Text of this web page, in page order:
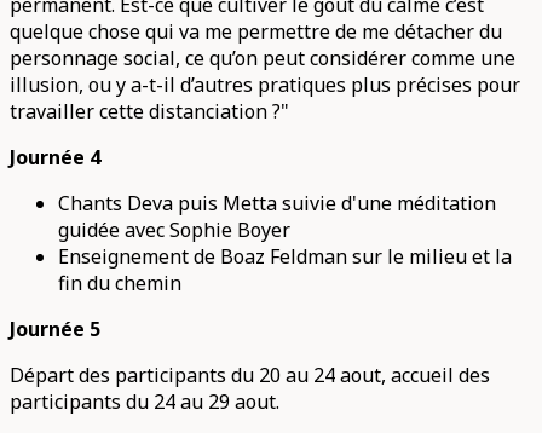
permanent. Est-ce que cultiver le gout du calme c’est
quelque chose qui va me permettre de me détacher du
personnage social, ce qu’on peut considérer comme une
illusion, ou y a-t-il d’autres pratiques plus précises pour
travailler cette distanciation ?"
Journée 4
Chants Deva puis Metta suivie d'une méditation
guidée avec Sophie Boyer
Enseignement de Boaz Feldman sur le milieu et la
fin du chemin
Journée 5
Départ des participants du 20 au 24 aout, accueil des
participants du 24 au 29 aout.